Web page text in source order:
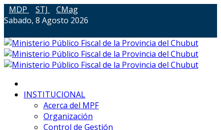
MDP STJ
CMag
Sabado, 8 Agosto 2026
INSTITUCIONAL
Acerca del MPF
Organización
Control de Gestión